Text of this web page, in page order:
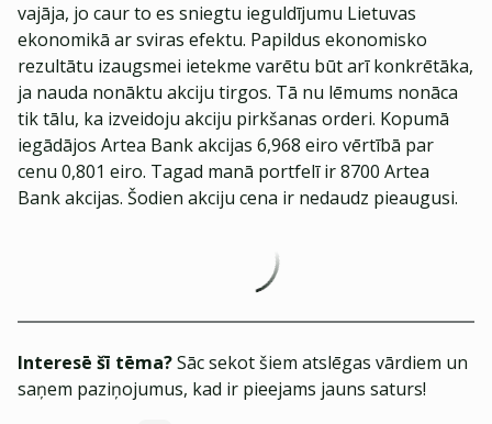
vajāja, jo caur to es sniegtu ieguldījumu Lietuvas
ekonomikā ar sviras efektu. Papildus ekonomisko
rezultātu izaugsmei ietekme varētu būt arī konkrētāka,
ja nauda nonāktu akciju tirgos. Tā nu lēmums nonāca
tik tālu, ka izveidoju akciju pirkšanas orderi. Kopumā
iegādājos Artea Bank akcijas 6,968 eiro vērtībā par
cenu 0,801 eiro. Tagad manā portfelī ir 8700 Artea
Bank akcijas. Šodien akciju cena ir nedaudz pieaugusi.
Interesē šī tēma?Sāc sekot šiem atslēgas vārdiem un
saņem paziņojumus, kad ir pieejams jauns saturs!